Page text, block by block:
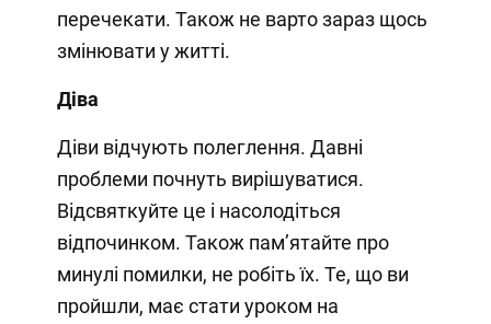
перечекати. Також не варто зараз щось
змінювати у житті.
Діва
Діви відчують полеглення. Давні
проблеми почнуть вирішуватися.
Відсвяткуйте це і насолодіться
відпочинком. Також пам’ятайте про
минулі помилки, не робіть їх. Те, що ви
пройшли, має стати уроком на